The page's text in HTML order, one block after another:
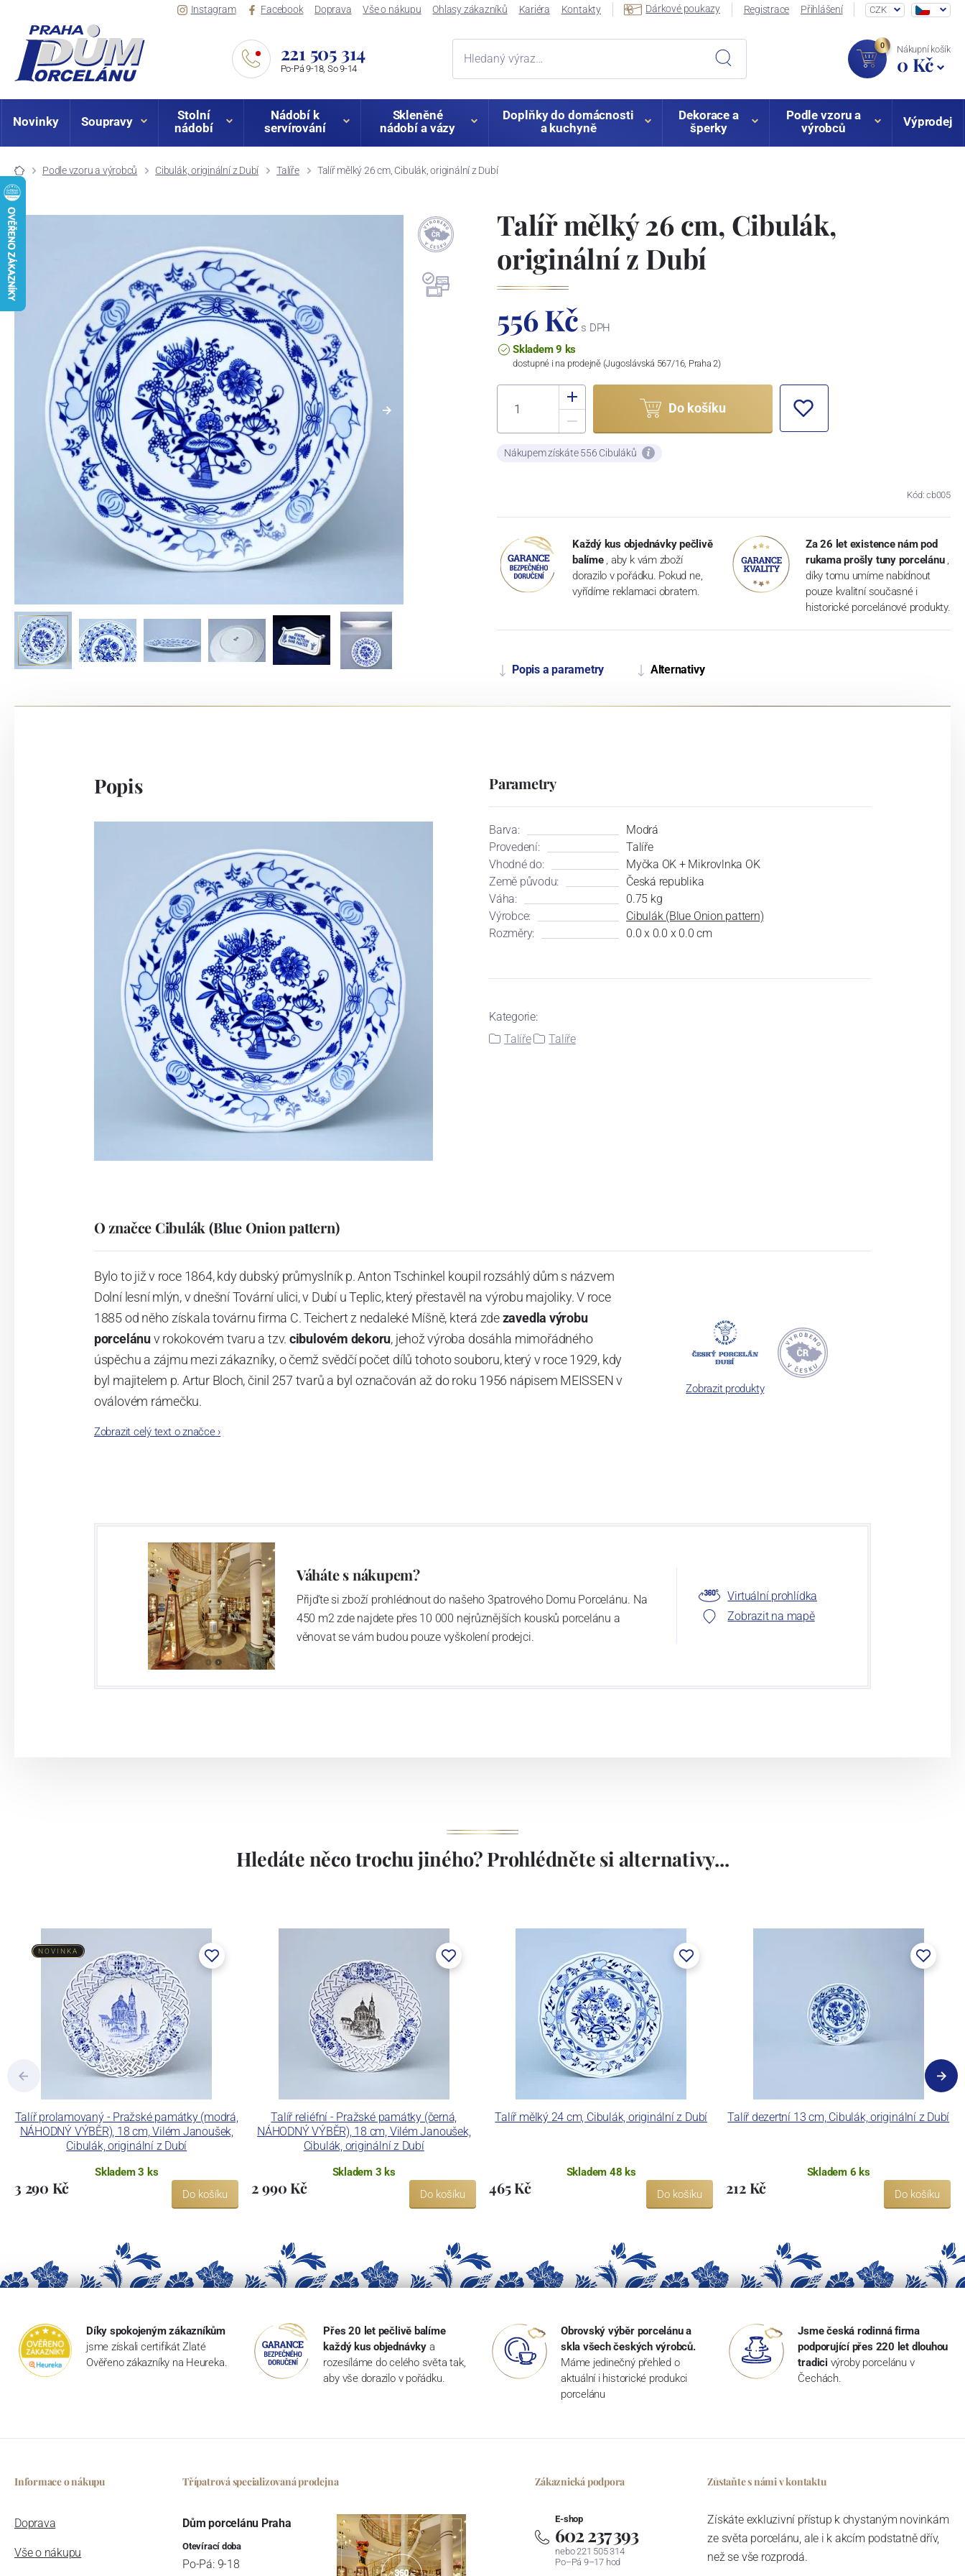
Instagram Facebook Doprava Vše o nákupu Ohlasy zákazníků Kariéra Kontakty Dárkové poukazy Registrace Přihlášení CZK
221 505 314
Po-Pá 9-18, So 9-14
0 Nákupní košík
0 Kč
Novinky Soupravy
Stolní
nádobí
Nádobí k
servírování
Skleněné
nádobí a vázy
Doplňky do domácnosti
a kuchyně
Dekorace a
šperky
Podle vzoru a
výrobců
Výprodej
Podle vzoru a výrobců Cibulák, originální z Dubí Talíře Talíř mělký 26 cm, Cibulák, originální z Dubí
Talíř mělký 26 cm, Cibulák,
originální z Dubí
556 Kč s DPH
Skladem 9 ks
dostupné i na prodejně (Jugoslávská 567/16, Praha 2)
Do košíku
Nákupem získáte 556 Cibuláků
Kód: cb005
Každý kus objednávky pečlivě
balíme , aby k vám zboží
dorazilo v pořádku. Pokud ne,
vyřídíme reklamaci obratem.
Za 26 let existence nám pod
rukama prošly tuny porcelánu ,
díky tomu umíme nabídnout
pouze kvalitní současné i
historické porcelánové produkty.
Popis a parametry Alternativy
Popis Parametry
Barva:
Modrá
Provedení:
Talíře
Vhodné do:
Myčka OK + Mikrovlnka OK
Země původu:
Česká republika
Váha:
0.75 kg
Výrobce:
Cibulák (Blue Onion pattern)
Rozměry:
0.0 x 0.0 x 0.0 cm
Kategorie:
Talíře
Talíře
O značce Cibulák (Blue Onion pattern)
Bylo to již v roce 1864, kdy dubský průmyslník p. Anton Tschinkel koupil rozsáhlý dům s názvem
Dolní lesní mlýn, v dnešní Tovární ulici, v Dubí u Teplic, který přestavěl na výrobu majoliky. V roce
1885 od něho získala továrnu firma C. Teichert z nedaleké Míšně, která zdezavedla výrobu
porcelánuv rokokovém tvaru a tzv. cibulovém dekoru, jehož výroba dosáhla mimořádného
úspěchu a zájmu mezi zákazníky, o čemž svědčí počet dílů tohoto souboru, který v roce 1929, kdy
byl majitelem p. Artur Bloch, činil 257 tvarů a byl označován až do roku 1956 nápisem MEISSEN v
oválovém rámečku.
Dnes, kdy čtete tento úvod, nese firma název
Zobrazit celý text o značce›
Zobrazit produkty
Váháte s nákupem?
Přijďte si zboží prohlédnout do našeho 3patrového Domu Porcelánu. Na
450 m2 zde najdete přes 10 000 nejrůznějších kousků porcelánu a
věnovat se vám budou pouze vyškolení prodejci.
Virtuální prohlídka
Zobrazit na mapě
Hledáte něco trochu jiného? Prohlédněte si alternativy...
Talíř prolamovaný - Pražské památky (modrá,
NÁHODNÝ VÝBĚR), 18 cm, Vilém Janoušek,
Cibulák, originální z Dubí
NOVINKA
Skladem 3 ks
3 290 Kč Do košíku
Talíř reliéfní - Pražské památky (černá,
NÁHODNÝ VÝBĚR), 18 cm, Vilém Janoušek,
Cibulák, originální z Dubí
Skladem 3 ks
2 990 Kč Do košíku
Talíř mělký 24 cm, Cibulák, originální z Dubí
Skladem 48 ks
465 Kč Do košíku
Talíř dezertní 13 cm, Cibulák, originální z Dubí
Skladem 6 ks
212 Kč Do košíku
Díky spokojeným zákazníkům
jsme získali certifikát Zlaté
Ověřeno zákazníky na Heureka.
Přes 20 let pečlivě balíme
každý kus objednávky a
rozesíláme do celého světa tak,
aby vše dorazilo v pořádku.
Obrovský výběr porcelánu a
skla všech českých výrobců.
Máme jedinečný přehled o
aktuální i historické produkci
porcelánu
Jsme česká rodinná firma
podporující přes 220 let dlouhou
tradici výroby porcelánu v
Čechách.
Informace o nákupu
Doprava
Vše o nákupu
Třípatrová specializovaná prodejna
Dům porcelánu Praha
Otevírací doba
Po-Pá: 9-18
Zákaznická podpora
E-shop
602 237 393
nebo 221 505 314
Po–Pá 9–17 hod
Zůstaňte s námi v kontaktu
Získáte exkluzivní přístup k chystaným novinkám
ze světa porcelánu, ale i k akcím podstatně dřív,
než se vše rozprodá.